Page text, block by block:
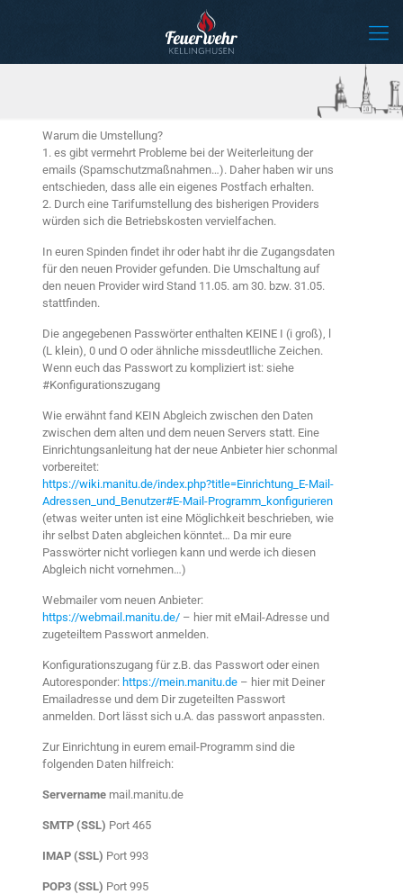
Warum die Umstellung?
1. es gibt vermehrt Probleme bei der Weiterleitung der
emails (Spamschutzmaßnahmen…). Daher haben wir uns
entschieden, dass alle ein eigenes Postfach erhalten.
2. Durch eine Tarifumstellung des bisherigen Providers
würden sich die Betriebskosten vervielfachen.
In euren Spinden findet ihr oder habt ihr die Zugangsdaten
für den neuen Provider gefunden. Die Umschaltung auf
den neuen Provider wird Stand 11.05. am 30. bzw. 31.05.
stattfinden.
Die angegebenen Passwörter enthalten KEINE I (i groß), l
(L klein), 0 und O oder ähnliche missdeutlliche Zeichen.
Wenn euch das Passwort zu kompliziert ist: siehe
#Konfigurationszugang
Wie erwähnt fand KEIN Abgleich zwischen den Daten
zwischen dem alten und dem neuen Servers statt. Eine
Einrichtungsanleitung hat der neue Anbieter hier schonmal
vorbereitet:
https://wiki.manitu.de/index.php?title=Einrichtung_E-Mail-
Adressen_und_Benutzer#E-Mail-Programm_konfigurieren
(etwas weiter unten ist eine Möglichkeit beschrieben, wie
ihr selbst Daten abgleichen könntet… Da mir eure
Passwörter nicht vorliegen kann und werde ich diesen
Abgleich nicht vornehmen…)
Webmailer vom neuen Anbieter:
https://webmail.manitu.de/– hier mit eMail-Adresse und
zugeteiltem Passwort anmelden.
Konfigurationszugang für z.B. das Passwort oder einen
Autoresponder: https://mein.manitu.de– hier mit Deiner
Emailadresse und dem Dir zugeteilten Passwort
anmelden. Dort lässt sich u.A. das passwort anpassten.
Zur Einrichtung in eurem email-Programm sind die
folgenden Daten hilfreich:
Servernamemail.manitu.de
SMTP (SSL) Port 465
IMAP (SSL) Port 993
POP3 (SSL) Port 995